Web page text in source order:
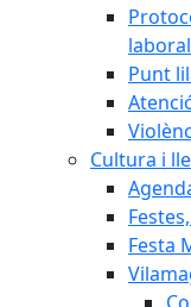
laboral
Punt
Cultura i
Festa